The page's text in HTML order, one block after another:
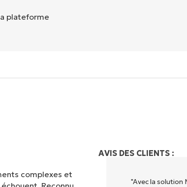
plateforme
complexes et
AVIS DES CLIENTS :
"Avec la solution